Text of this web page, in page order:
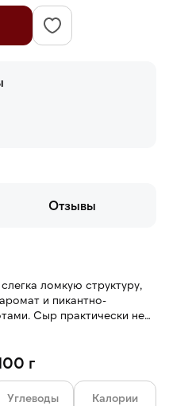
Отзывы
ломкую структуру,
и пикантно-
Сыр практически не
хорошо держит форму.
г
Углеводы Калории